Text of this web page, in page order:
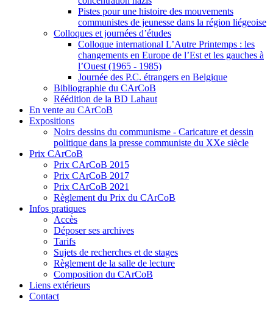
Pistes pour une histoire des mouvements
communistes de jeunesse dans la région liégeoise
Colloques et journées d’études
Colloque international L’Autre Printemps : les
changements en Europe de l’Est et les gauches à
l’Ouest (1965 - 1985)
Journée des P.C. étrangers en Belgique
Bibliographie du CArCoB
Réédition de la BD Lahaut
En vente au CArCoB
Expositions
Noirs dessins du communisme - Caricature et dessin
politique dans la presse communiste du XXe siècle
Prix CArCoB
Prix CArCoB 2015
Prix CArCoB 2017
Prix CArCoB 2021
Règlement du Prix du CArCoB
Infos pratiques
Accès
Déposer ses archives
Tarifs
Sujets de recherches et de stages
Règlement de la salle de lecture
Composition du CArCoB
Liens extérieurs
Contact